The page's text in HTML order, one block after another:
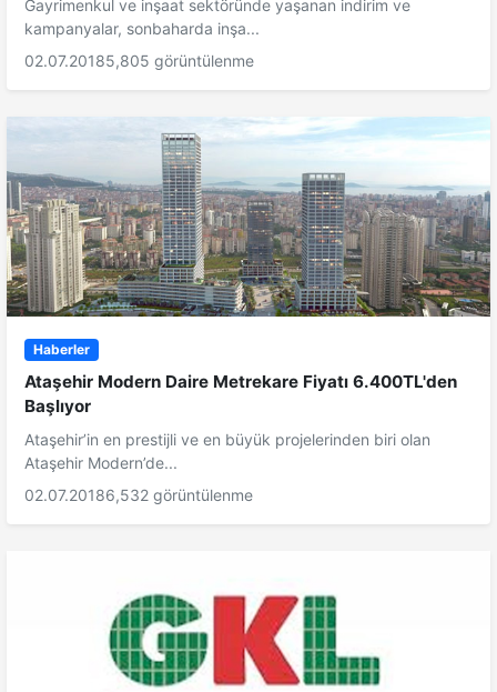
Gayrimenkul ve inşaat sektöründe yaşanan indirim ve
kampanyalar, sonbaharda inşa...
02.07.20185,805 görüntülenme
Haberler
Ataşehir Modern Daire Metrekare Fiyatı 6.400TL'den
Başlıyor
Ataşehir’in en prestijli ve en büyük projelerinden biri olan
Ataşehir Modern’de...
02.07.20186,532 görüntülenme